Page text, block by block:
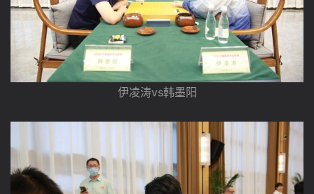
伊凌涛vs韩墨阳